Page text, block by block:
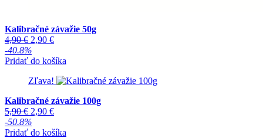
Kalibračné závažie 50g
4,90€ Pôvodná
cena
bola:
2,90 €Aktuálna
je:
-40.8%
Pridať do košíka
Zľava!
Kalibračné závažie 100g
5,90€ Pôvodná
cena
bola:
2,90 €Aktuálna
je:
-50.8%
Pridať do košíka